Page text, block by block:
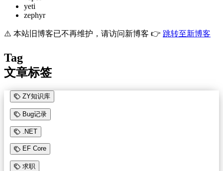
yeti
zephyr
⚠️ 本站旧博客已不再维护，请访问新博客 👉 跳转至新博客
Tag
文章标签
ZY知识库
Bug记录
.NET
EF Core
求职